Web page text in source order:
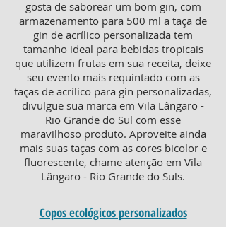
gosta de saborear um bom gin, com
armazenamento para 500 ml a taça de
gin de acrílico personalizada tem
tamanho ideal para bebidas tropicais
que utilizem frutas em sua receita, deixe
seu evento mais requintado com as
taças de acrílico para gin personalizadas,
divulgue sua marca em Vila Lângaro -
Rio Grande do Sul com esse
maravilhoso produto. Aproveite ainda
mais suas taças com as cores bicolor e
fluorescente, chame atenção em Vila
Lângaro - Rio Grande do Suls.
Copos ecológicos personalizados